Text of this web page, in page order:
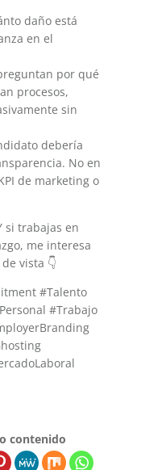
daño está
en el
por qué
procesos,
sin
debería
No en
de marketing o
si trabajas en
me interesa
vista 👇
#Talento
#Trabajo
contenido